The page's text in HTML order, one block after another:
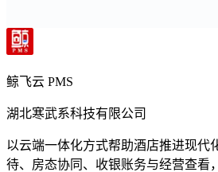
鲸飞云 PMS
湖北寒武系科技有限公司
以云端一体化方式帮助酒店推进现代
待、房态协同、收银账务与经营查看